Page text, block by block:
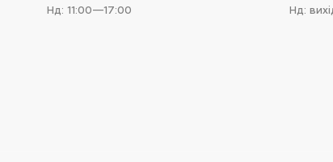
Нд: 11:00—17:00
Нд: